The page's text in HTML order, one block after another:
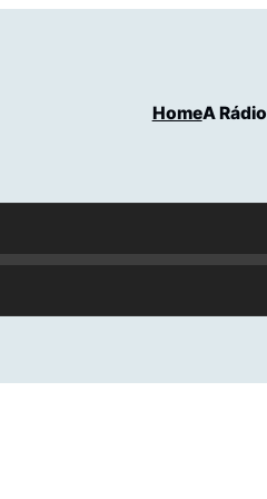
HomeA Rádio